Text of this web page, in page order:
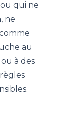
qui ne
ne
au
à des